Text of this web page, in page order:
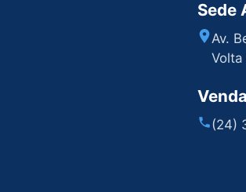
Sede
Av.
Volta
(24)